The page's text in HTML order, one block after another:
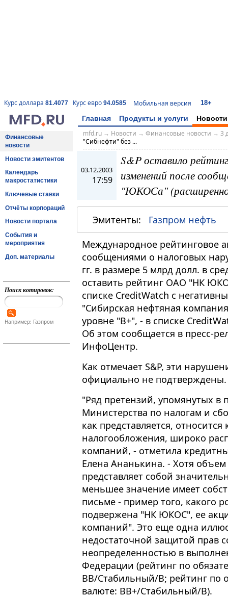
Курс доллара 81.4077 Курс евро 94.0585 Мобильная версия 18+
Главная Продукты и услуги Новости
Финансовые
новости
Новости эмитентов
Календарь
макростатистики
Ключевые ставки
Отчёты корпораций
Новости портала
События и
мероприятия
Доп. материалы
Поиск котировок:
Например: Газпром
mfd.ru→ Новости → Финансовые новости → 3
"Сибнефти" без ...
03.12.2003
17:59
S&P оставило
изменений после
"ЮКОСа"
Эмитенты: Газпром нефть
Международное рейтинговое
сообщениями о налоговых
гг. в размере 5 млрд долл. в
оставить рейтинг ОАО "НК
списке CreditWatch с
"Сибирская нефтяная
уровне "В+", - в списке
Об этом сообщается в пресс-
ИнфоЦентр.
Как отмечает S&P, эти
официально не подтверждены.
"Ряд претензий, упомянутых в
Министерства по налогам и
как представляется,
налогообложения, широко
компаний, - отметила
Елена Ананькина. - Хотя
представляет собой
меньшее значение имеет
письме - пример того, какого
подвержена "НК ЮКОС", ее
компаний". Это еще одна
недостаточной защитой прав
неопределенностью в
Федерации (рейтинг по
ВВ/Стабильный/В; рейтинг по
валюте: ВВ+/Стабильный/В).